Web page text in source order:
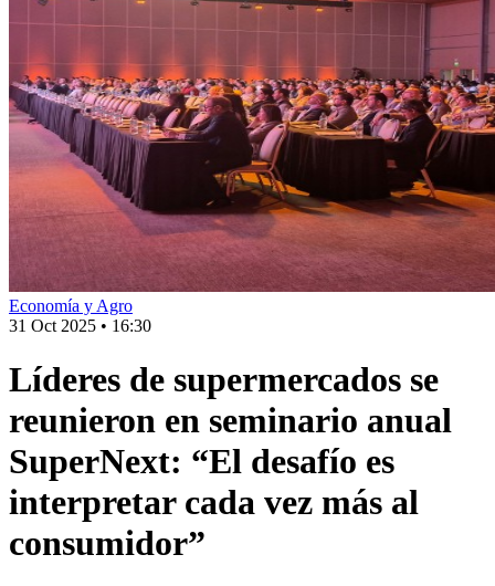
Economía y Agro
31 Oct 2025 • 16:30
Líderes de supermercados se
reunieron en seminario anual
SuperNext: “El desafío es
interpretar cada vez más al
consumidor”